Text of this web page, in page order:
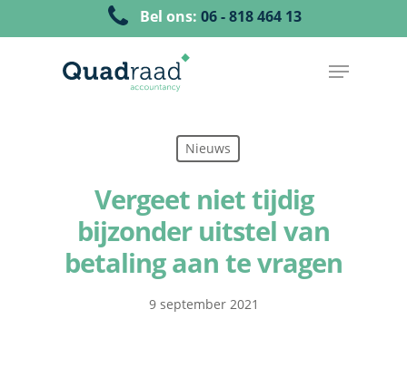
Bel ons: 06 - 818 464 13
Nieuws
Vergeet niet tijdig
bijzonder uitstel van
betaling aan te vragen
9 september 2021